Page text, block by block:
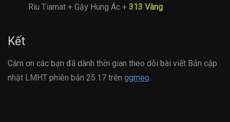
Rìu Tiamat + Gậy Hung Ác + 313 Vàng
Kết
Cám ơn các bạn đã dành thời gian theo dõi bài viết Bản cập
nhật LMHT phiên bản 25.17 trên ggmeo.